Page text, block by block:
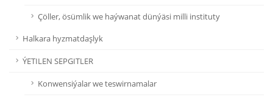
Çöller, ösümlik we haýwanat dünýäsi milli instituty
Halkara hyzmatdaşlyk
ÝETILEN SEPGITLER
Konwensiýalar we teswirnamalar